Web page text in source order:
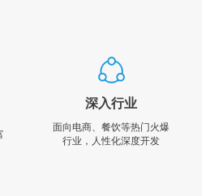
深入行业
面向电商、餐饮等热门火爆
行业，人性化深度开发